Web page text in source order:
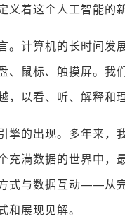
着这个人工智能的
。计算机的长时间发
鼠标、触摸屏。我
以看、听、解释和
擎的出现。多年来
充满数据的世界中，
式与数据互动——
展现见解。